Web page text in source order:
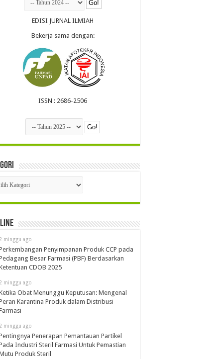
EDISI JURNAL ILMIAH
Bekerja sama dengan:
ISSN : 2686-2506
minggu ago
Penyimpanan Produk CCP pada
Besar Farmasi (PBF) Berdasarkan
CDOB 2025
minggu ago
Obat Menunggu Keputusan: Mengenal
Karantina Produk dalam Distribusi
minggu ago
Penerapan Pemantauan Partikel
Industri Steril Farmasi Untuk Pemastian
Produk Steril